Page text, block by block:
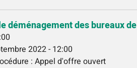
déménagement des bureaux
2022 - 12:00
: Appel d'offre ouvert